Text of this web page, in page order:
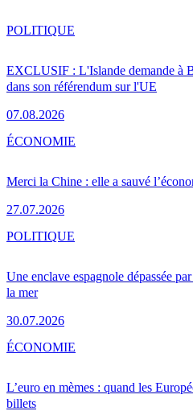
EXCLUSIF : L'Islande demande à
dans son référendum sur l'UE
07.08.2026
POLITIQUE
Merci la Chine : elle a sauvé
27.07.2026
ÉCONOMIE
Une enclave espagnole dépassée
la mer
30.07.2026
POLITIQUE
L’euro en mèmes : quand les
billets
ÉCONOMIE